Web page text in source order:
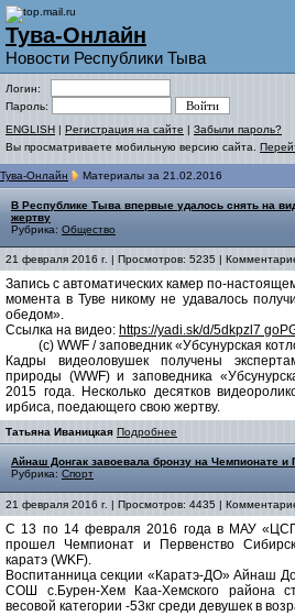
Тува-Онлайн
Новости Республики Тыва
Логин:
Пароль:
ENGLISH | Регистрация на сайте | Забыли пароль?
Вы просматриваете мобильную версию сайта.
Тува-Онлайн Материалы за 21.02.2016
В Республике Тыва впервые удалось снять на
жертву
Рубрика: Общество
21 февраля 2016 г. | Просмотров: 5235 |
Запись с автоматических камер по-
момента в Туве никому не удавалось
обедом».
Ссылка на видео: https://yadi.sk/d/5dkpzl7
(с) WWF / заповедник «Убсунурская
Кадры видеоловушек получены
природы (WWF) и заповедника
2015 года. Несколько десятков
ирбиса, поедающего свою жертву.
Татьяна Иваницкая Подробнее
Айнаш Донгак завоевала бронзу на Чемпионате
Рубрика: Спорт
21 февраля 2016 г. | Просмотров: 4435 |
С 13 по 14 февраля 2016 года в МАУ «ЦСП
прошел Чемпионат и Первенство
каратэ (WKF).
Воспитанница секции «Каратэ-ДО» Айнаш
СОШ с.Бурен-Хем Каа-Хемского района
весовой категории -53кг среди девушек в